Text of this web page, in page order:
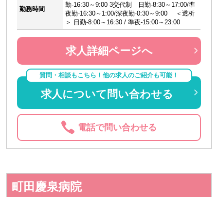
勤務時間
勤-16:30～9:00 3交代制 日勤-8:30～17:00/準
夜勤-16:30～1:00/深夜勤-0:30～9:00 ＜透析
＞ 日勤-8:00～16:30 / 準夜-15:00～23:00
求人詳細ページへ
質問・相談もこちら！他の求人のご紹介も可能！
求人について問い合わせる
電話で問い合わせる
町田慶泉病院